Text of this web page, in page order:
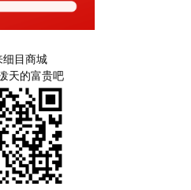
细目商城
天的富贵吧